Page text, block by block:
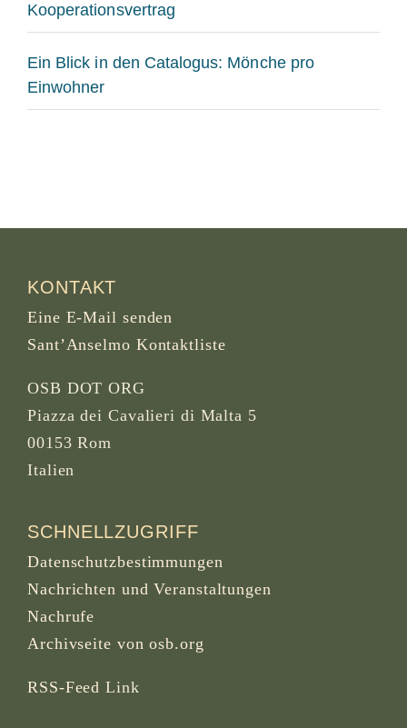
Kooperationsvertrag
Ein Blick in den Catalogus: Mönche pro
Einwohner
KONTAKT
Eine E-Mail senden
Sant’Anselmo Kontaktliste
OSB DOT ORG
Piazza dei Cavalieri di Malta 5
00153 Rom
Italien
SCHNELLZUGRIFF
Datenschutzbestimmungen
Nachrichten und Veranstaltungen
Nachrufe
Archivseite von osb.org
RSS-Feed Link